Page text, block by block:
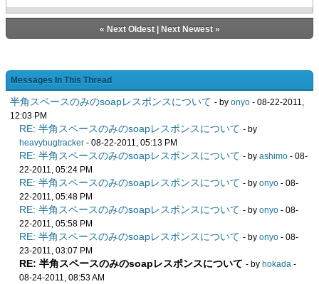
« Next Oldest| Next Newest»
Messages In This Thread
半角スペースのみのsoapレスポンスについて - by onyo - 08-22-2011,
12:03 PM
RE: 半角スペースのみのsoapレスポンスについて - by
heavybugtracker - 08-22-2011, 05:13 PM
RE: 半角スペースのみのsoapレスポンスについて - by ashimo - 08-
22-2011, 05:24 PM
RE: 半角スペースのみのsoapレスポンスについて - by onyo - 08-
22-2011, 05:48 PM
RE: 半角スペースのみのsoapレスポンスについて - by onyo - 08-
22-2011, 05:58 PM
RE: 半角スペースのみのsoapレスポンスについて - by onyo - 08-
23-2011, 03:07 PM
RE: 半角スペースのみのsoapレスポンスについて - by hokada -
08-24-2011, 08:53 AM